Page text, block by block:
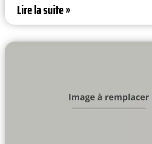
Lire la suite »